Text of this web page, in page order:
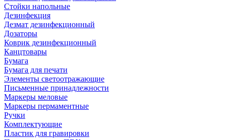
Стойки напольные
Дезинфекция
Дезмат дезинфекционный
Дозаторы
Коврик дезинфекционный
Канцтовары
Бумага
Бумага для печати
Элементы светоотражающие
Письменные принадлежности
Маркеры меловые
Маркеры пермаментные
Ручки
Комплектующие
Пластик для гравировки